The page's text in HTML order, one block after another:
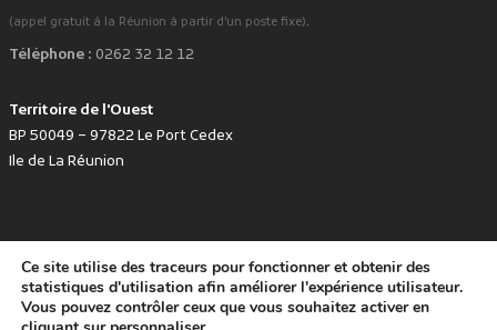
(appel gratuit à la Réunion à partir d'un poste fixe).
Téléphone : 0262 32 12 12
Territoire de l'Ouest
BP 50049 – 97822 Le Port Cedex
Ile de La Réunion
Développé avec favoritepar le Territoire de l'Ouest © www.tco.re -2026.
Politique de protection des données personnelles
Mentions légales
Accessibilité : non conforme
Ce site utilise des traceurs pour fonctionner et obtenir des
statistiques d'utilisation afin améliorer l'expérience utilisateur.
Vous pouvez contrôler ceux que vous souhaitez activer en